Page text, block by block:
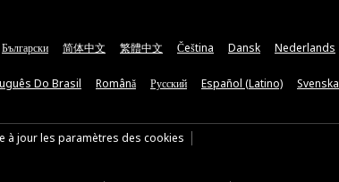
Български 简体中文 繁體中文 Čeština Dansk Nederlands
Do Brasil Română Русский Español (Latino) Svenska
à jour les paramètres des cookies